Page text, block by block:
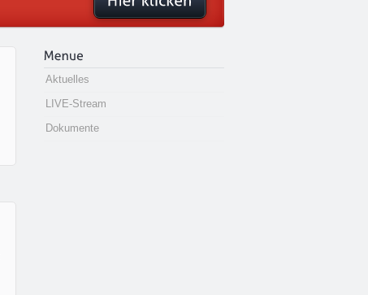
Aktuelles
LIVE-Stream
Dokumente